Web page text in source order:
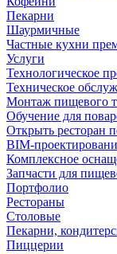
Пекарни
Шаурмичные
Частные кухни
Услуги
Технологическое
Техническое
Монтаж пищевого
Обучение для
Открыть ресторан
BIM-
Комплексное
Запчасти для
Портфолио
Рестораны
Столовые
Пекарни,
Пиццерии